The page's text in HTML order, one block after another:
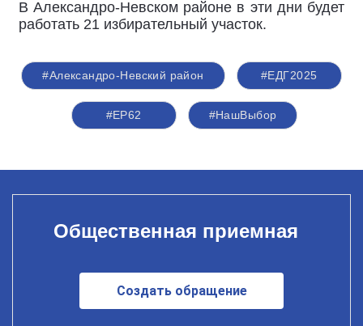
В Александро-Невском районе в эти дни будет
работать 21 избирательный участок.
#Александро-Невский район #ЕДГ2025
#ЕР62 #НашВыбор
Общественная приемная
Создать обращение